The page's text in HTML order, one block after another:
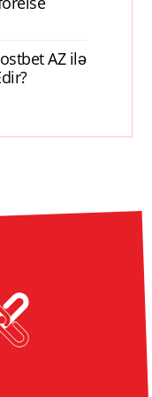
AZ ilə